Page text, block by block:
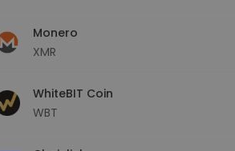
Monero
XMR
WhiteBIT Coin
WBT